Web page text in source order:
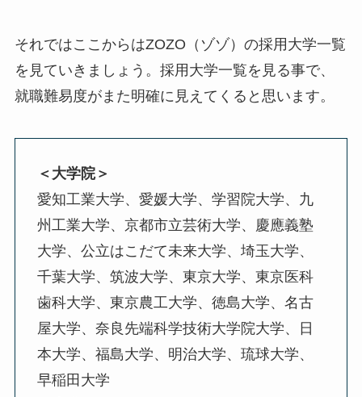
それではここからはZOZO（ゾゾ）の採用大学一覧
を見ていきましょう。採用大学一覧を見る事で、
就職難易度がまた明確に見えてくると思います。
＜大学院＞
愛知工業大学、愛媛大学、学習院大学、九
州工業大学、京都市立芸術大学、慶應義塾
大学、公立はこだて未来大学、埼玉大学、
千葉大学、筑波大学、東京大学、東京医科
歯科大学、東京農工大学、徳島大学、名古
屋大学、奈良先端科学技術大学院大学、日
本大学、福島大学、明治大学、琉球大学、
早稲田大学